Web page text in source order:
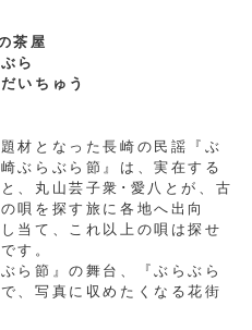
茶屋
ら
いちゅう
材となった長崎の民謡『ぶ
ぶらぶら節』は、実在する
、丸山芸子衆･愛八とが、古
唄を探す旅に各地へ出向
当て、これ以上の唄は探せ
す。
ら節』の舞台、『ぶらぶら
、写真に収めたくなる花街